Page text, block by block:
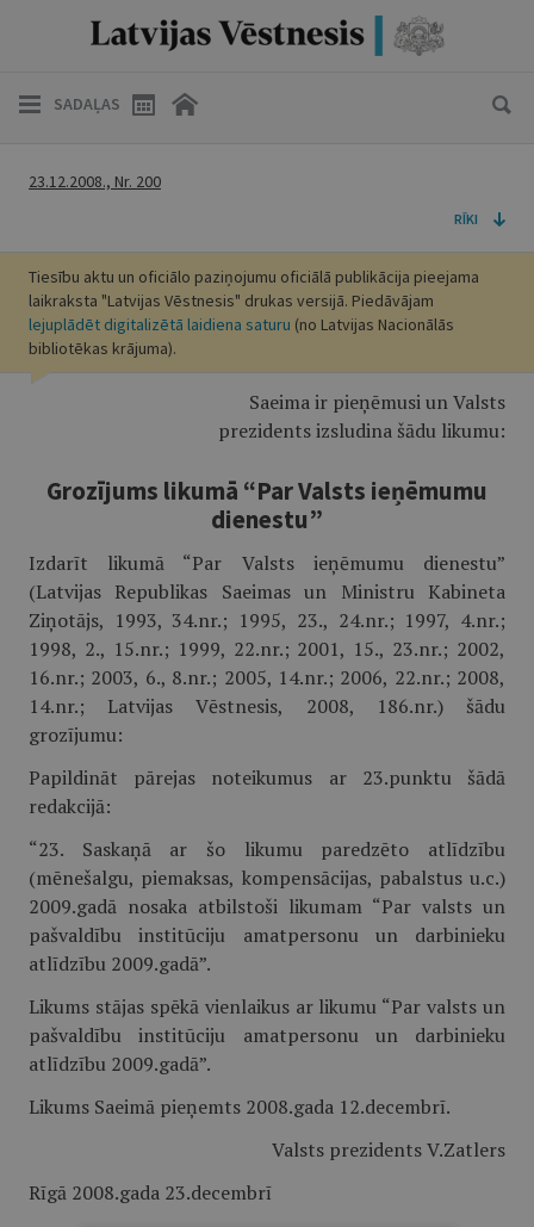
SADAĻAS
23.12.2008., Nr. 200
RĪKI
Tiesību aktu un oficiālo paziņojumu oficiālā publikācija pieejama
laikraksta "Latvijas Vēstnesis" drukas versijā. Piedāvājam
lejuplādēt digitalizētā laidiena saturu (no Latvijas Nacionālās
bibliotēkas krājuma).
Saeima ir pieņēmusi un Valsts
prezidents izsludina šādu likumu:
Grozījums likumā “Par Valsts ieņēmumu
dienestu”
Izdarīt likumā “Par Valsts ieņēmumu dienestu”
(Latvijas Republikas Saeimas un Ministru Kabineta
Ziņotājs, 1993, 34.nr.; 1995, 23., 24.nr.; 1997, 4.nr.;
1998, 2., 15.nr.; 1999, 22.nr.; 2001, 15., 23.nr.; 2002,
16.nr.; 2003, 6., 8.nr.; 2005, 14.nr.; 2006, 22.nr.; 2008,
14.nr.; Latvijas Vēstnesis, 2008, 186.nr.) šādu
grozījumu:
Papildināt pārejas noteikumus ar 23.punktu šādā
redakcijā:
“23. Saskaņā ar šo likumu paredzēto atlīdzību
(mēnešalgu, piemaksas, kompensācijas, pabalstus u.c.)
2009.gadā nosaka atbilstoši likumam “Par valsts un
pašvaldību institūciju amatpersonu un darbinieku
atlīdzību 2009.gadā”.
Likums stājas spēkā vienlaikus ar likumu “Par valsts un
pašvaldību institūciju amatpersonu un darbinieku
atlīdzību 2009.gadā”.
Likums Saeimā pieņemts 2008.gada 12.decembrī.
Valsts prezidents V.Zatlers
Rīgā 2008.gada 23.decembrī